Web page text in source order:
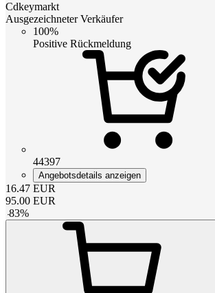
Cdkeymarkt
Ausgezeichneter Verkäufer
100%
Positive Rückmeldung
44397
Angebotsdetails anzeigen
16.47 EUR
95.00 EUR
-83%